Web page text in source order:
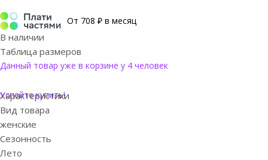
От 708 ₽ в месяц
В наличии
Таблица размеров
Данный товар уже в корзине у 4 человек
Успейте купить!
Характеристики
Вид товара
женские
Сезонность
Лето